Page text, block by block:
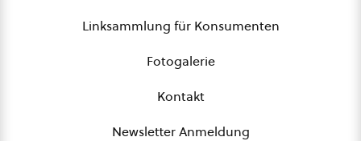
Linksammlung für Konsumenten
Fotogalerie
Kontakt
Newsletter Anmeldung